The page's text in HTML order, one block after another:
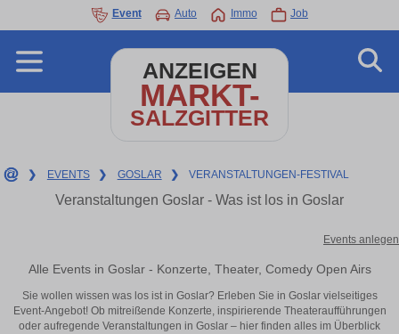
Event Auto Immo Job
ANZEIGEN
MARKT-
SALZGITTER
❯ EVENTS ❯ GOSLAR ❯ VERANSTALTUNGEN-FESTIVAL
Veranstaltungen Goslar - Was ist los in Goslar
Events anlegen
Alle Events in Goslar - Konzerte, Theater, Comedy Open Airs
Sie wollen wissen was los ist in Goslar? Erleben Sie in Goslar vielseitiges
Event-Angebot! Ob mitreißende Konzerte, inspirierende Theateraufführungen
oder aufregende Veranstaltungen in Goslar – hier finden alles im Überblick